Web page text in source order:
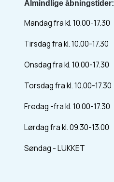
Almindlige åbningstider:
Mandag fra kl. 10.00-17.30
Tirsdag fra kl. 10.00-17.30
Onsdag fra kl. 10.00-17.30
Torsdag fra kl. 10.00-17.30
Fredag -fra kl. 10.00-17.30
Lørdag fra kl. 09.30-13.00
Søndag - LUKKET